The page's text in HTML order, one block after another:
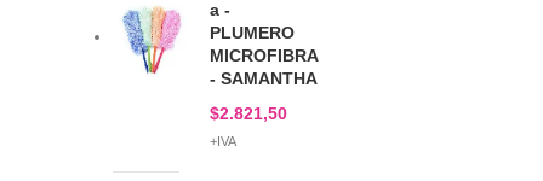
a -
PLUMERO
MICROFIBRA
- SAMANTHA
$2.821,50
+IVA